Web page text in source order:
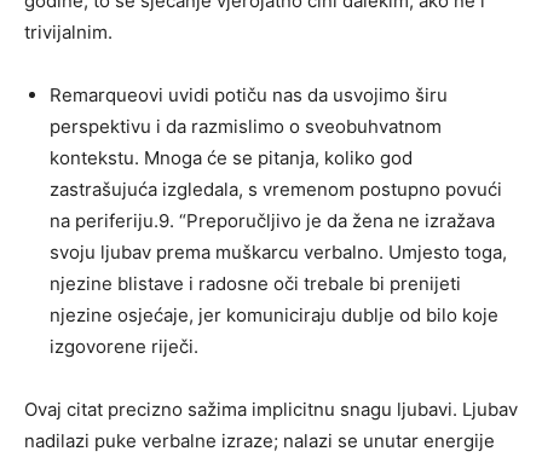
trivijalnim.
Remarqueovi uvidi potiču nas da usvojimo širu
perspektivu i da razmislimo o sveobuhvatnom
kontekstu. Mnoga će se pitanja, koliko god
zastrašujuća izgledala, s vremenom postupno povući
na periferiju.9. “Preporučljivo je da žena ne izražava
svoju ljubav prema muškarcu verbalno. Umjesto toga,
njezine blistave i radosne oči trebale bi prenijeti
njezine osjećaje, jer komuniciraju dublje od bilo koje
izgovorene riječi.
Ovaj citat precizno sažima implicitnu snagu ljubavi. Ljubav
nadilazi puke verbalne izraze; nalazi se unutar energije